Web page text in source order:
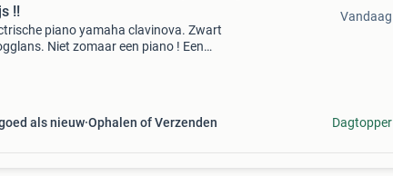
!!
piano yamaha clavinova. Zwart
Niet zomaar een piano ! Een
als nieuw Ophalen of Verzenden
Vandaag
Dagtopper